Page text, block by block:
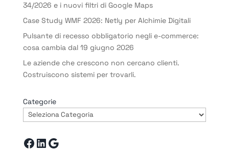
34/2026 e i nuovi filtri di Google Maps
Case Study WMF 2026: Netly per Alchimie Digitali
Pulsante di recesso obbligatorio negli e-commerce:
cosa cambia dal 19 giugno 2026
Le aziende che crescono non cercano clienti.
Costruiscono sistemi per trovarli.
Categorie
Facebook
LinkedIn
Google